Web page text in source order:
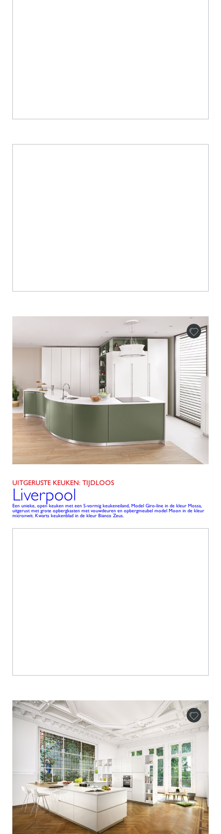
UITGERUSTE KEUKEN: TIJDLOOS
Liverpool
Een unieke, open keuken met een S-vormig keukeneiland, Model Giro-line in de kleur Mossa,
uitgerust met grote opbergkasten met vouwdeuren en opbergmeubel model Moon in de kleur
micronwit. Kwarts keukenblad in de kleur Bianco Zeus.